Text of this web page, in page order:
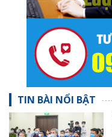
TIN BÀI NỔI BẬT